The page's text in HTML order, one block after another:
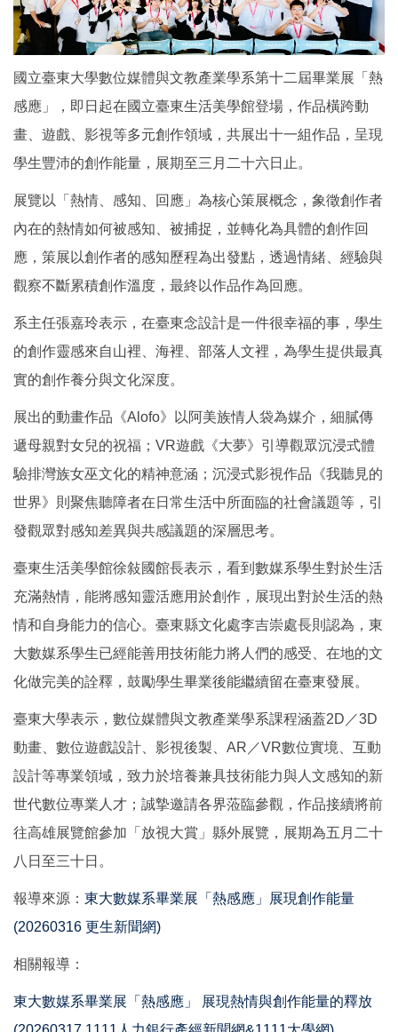
國立臺東大學數位媒體與文教產業學系第十二屆畢業展「熱
感應」，即日起在國立臺東生活美學館登場，作品橫跨動
畫、遊戲、影視等多元創作領域，共展出十一組作品，呈現
學生豐沛的創作能量，展期至三月二十六日止。
展覽以「熱情、感知、回應」為核心策展概念，象徵創作者
內在的熱情如何被感知、被捕捉，並轉化為具體的創作回
應，策展以創作者的感知歷程為出發點，透過情緒、經驗與
觀察不斷累積創作溫度，最終以作品作為回應。
系主任張嘉玲表示，在臺東念設計是一件很幸福的事，學生
的創作靈感來自山裡、海裡、部落人文裡，為學生提供最真
實的創作養分與文化深度。
展出的動畫作品《Alofo》以阿美族情人袋為媒介，細膩傳
遞母親對女兒的祝福；VR遊戲《大夢》引導觀眾沉浸式體
驗排灣族女巫文化的精神意涵；沉浸式影視作品《我聽見的
世界》則聚焦聽障者在日常生活中所面臨的社會議題等，引
發觀眾對感知差異與共感議題的深層思考。
臺東生活美學館徐敍國館長表示，看到數媒系學生對於生活
充滿熱情，能將感知靈活應用於創作，展現出對於生活的熱
情和自身能力的信心。臺東縣文化處李吉崇處長則認為，東
大數媒系學生已經能善用技術能力將人們的感受、在地的文
化做完美的詮釋，鼓勵學生畢業後能繼續留在臺東發展。
臺東大學表示，數位媒體與文教產業學系課程涵蓋2D／3D
動畫、數位遊戲設計、影視後製、AR／VR數位實境、互動
設計等專業領域，致力於培養兼具技術能力與人文感知的新
世代數位專業人才；誠摯邀請各界蒞臨參觀，作品接續將前
往高雄展覽館參加「放視大賞」縣外展覽，展期為五月二十
八日至三十日。
報導來源： 東大數媒系畢業展「熱感應」展現創作能量
(20260316 更生新聞網)
相關報導：
東大數媒系畢業展「熱感應」 展現熱情與創作能量的釋放